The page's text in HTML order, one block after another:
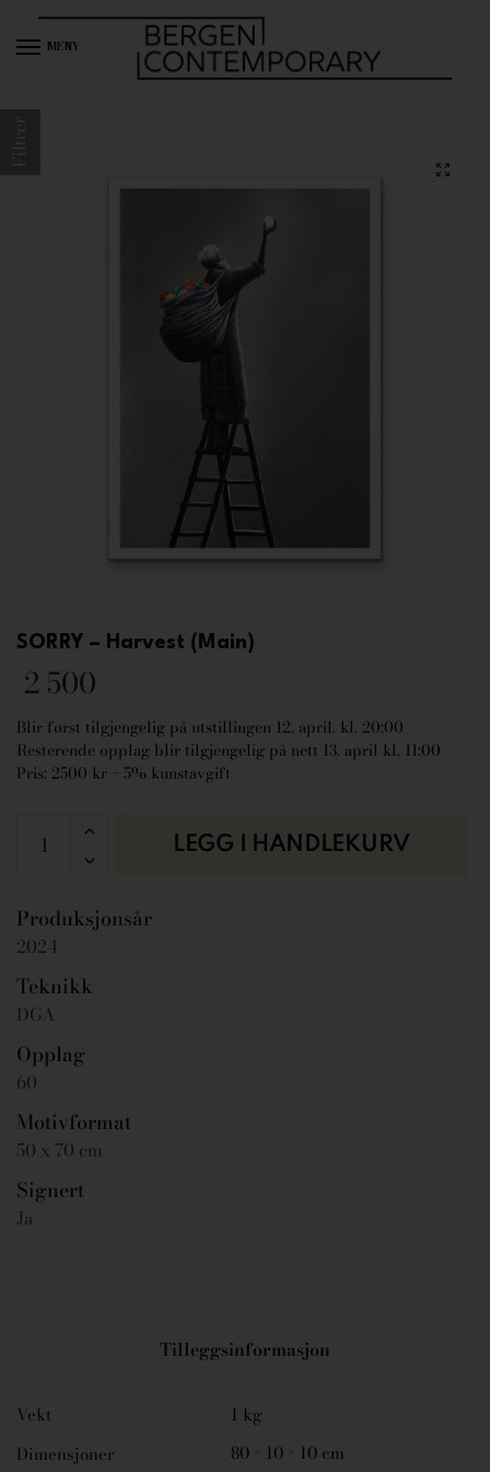
MENY
SORRY – Harvest (Main)
2 500
Blir først tilgjengelig på utstillingen 12. april. kl. 20:00
Resterende opplag blir tilgjengelig på nett 13. april kl. 11:00
Pris: 2500 kr + 5% kunstavgift
LEGG I HANDLEKURV
Produksjonsår
2024
Teknikk
DGA
Opplag
60
Motivformat
50 x 70 cm
Signert
Ja
Tilleggsinformasjon
Vekt
1 kg
Dimensjoner
80 × 10 × 10 cm
Filtrer